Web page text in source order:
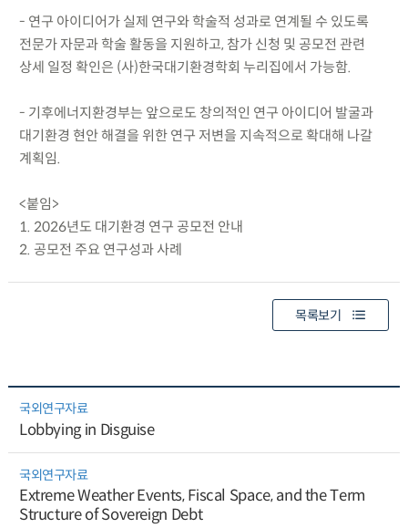
- 연구 아이디어가 실제 연구와 학술적 성과로 연계될 수 있도록
전문가 자문과 학술 활동을 지원하고, 참가 신청 및 공모전 관련
상세 일정 확인은 (사)한국대기환경학회 누리집에서 가능함.
- 기후에너지환경부는 앞으로도 창의적인 연구 아이디어 발굴과
대기환경 현안 해결을 위한 연구 저변을 지속적으로 확대해 나갈
계획임.
<붙임>
1. 2026년도 대기환경 연구 공모전 안내
2. 공모전 주요 연구성과 사례
목록보기
국외연구자료
Lobbying in Disguise
국외연구자료
Extreme Weather Events, Fiscal Space, and the Term
Structure of Sovereign Debt